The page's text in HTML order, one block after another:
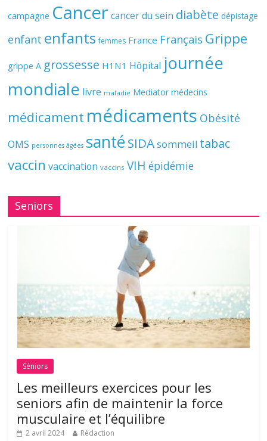
campagne Cancer cancer du sein diabète dépistage
enfant enfants femmes France Français Grippe
grippe A grossesse H1N1 Hôpital journée
mondiale livre maladie Mediator médecins
médicament médicaments Obésité
OMS personnes âgées santé SIDAsommeil tabac
vaccin vaccination vaccins VIH épidémie
Seniors
Séniors
Les meilleurs exercices pour les
seniors afin de maintenir la force
musculaire et l’équilibre
2 avril 2024 Rédaction